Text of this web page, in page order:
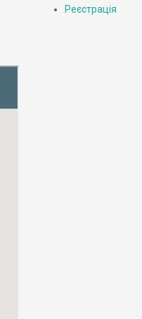
Реєстрація